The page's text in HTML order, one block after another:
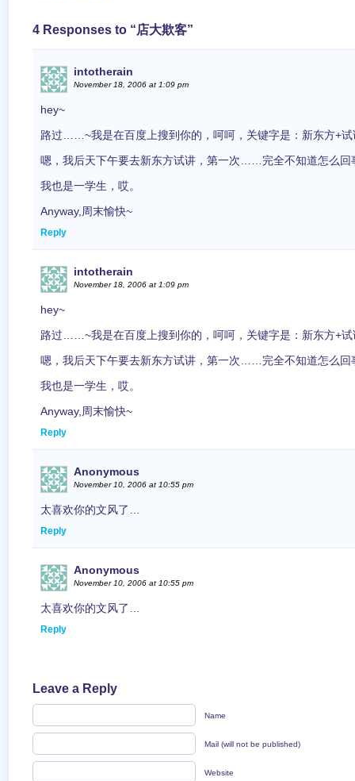
4 Responses to “店大欺客”
intotherain
November 18, 2006 at 1:09 pm
hey~
路过……~我是在百度上搜到你的，呵呵，关键字是：新东方+试
嗯，我后天下午要去新东方试讲，第一次……完全不知道怎么回
我也是一学生，哎。
Anyway,周末愉快~
Reply
intotherain
November 18, 2006 at 1:09 pm
hey~
路过……~我是在百度上搜到你的，呵呵，关键字是：新东方+试
嗯，我后天下午要去新东方试讲，第一次……完全不知道怎么回
我也是一学生，哎。
Anyway,周末愉快~
Reply
Anonymous
November 10, 2006 at 10:55 pm
太喜欢你的文风了…
Reply
Anonymous
November 10, 2006 at 10:55 pm
太喜欢你的文风了…
Reply
Leave a Reply
Name
Mail (will not be published)
Website